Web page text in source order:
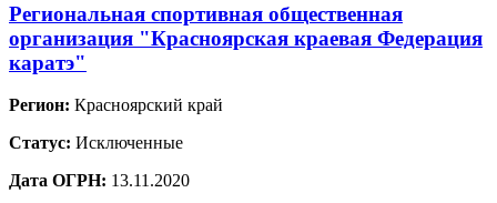
Региональная спортивная общественная
организация "Красноярская краевая Федерация
каратэ"
Регион: Красноярский край
Статус: Исключенные
Дата ОГРН: 13.11.2020